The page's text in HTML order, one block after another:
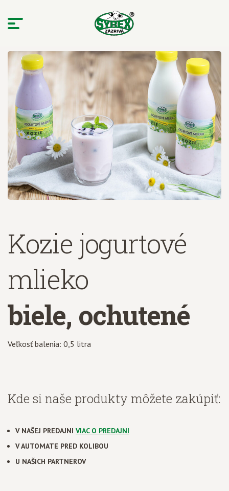
Kozie jogurtové
mlieko
biele, ochutené
Veľkosť balenia: 0,5 litra
Kde si naše produkty môžete zakúpiť:
V NAŠEJ PREDAJNI VIAC O PREDAJNI
V AUTOMATE PRED KOLIBOU
U NAŠICH PARTNEROV